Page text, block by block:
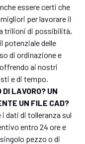
essere certi che
per lavorare il
trilioni di possibilità,
potenziale delle
di ordinazione e
ai nostri
e di tempo.
LAVORO? UN
UN FILE CAD?
dati di tolleranza sul
entro 24 ore e
pezzo o di